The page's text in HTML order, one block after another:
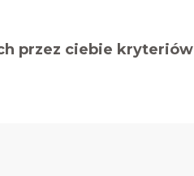
przez ciebie kryteriów